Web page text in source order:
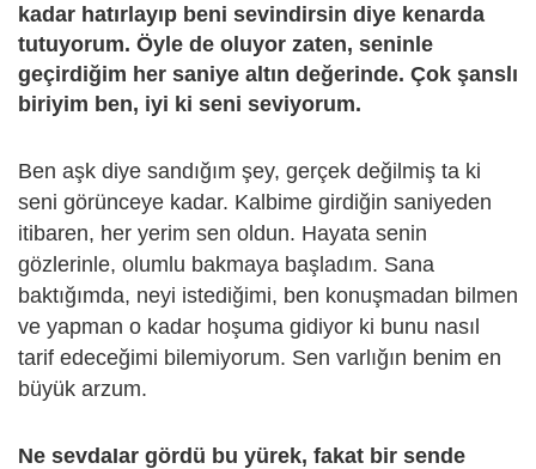
kadar hatırlayıp beni sevindirsin diye kenarda
tutuyorum. Öyle de oluyor zaten, seninle
geçirdiğim her saniye altın değerinde. Çok şanslı
biriyim ben, iyi ki seni seviyorum.
Ben aşk diye sandığım şey, gerçek değilmiş ta ki
seni görünceye kadar. Kalbime girdiğin saniyeden
itibaren, her yerim sen oldun. Hayata senin
gözlerinle, olumlu bakmaya başladım. Sana
baktığımda, neyi istediğimi, ben konuşmadan bilmen
ve yapman o kadar hoşuma gidiyor ki bunu nasıl
tarif edeceğimi bilemiyorum. Sen varlığın benim en
büyük arzum.
Ne sevdaIar gördü bu yürek, fakat bir sende